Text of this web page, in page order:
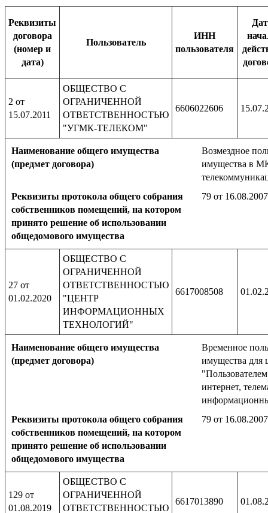
Реквизиты
договора
(номер и
дата)
Пользователь
ИНН
пользователя
2 от
15.07.2011
ОБЩЕСТВО С
ОГРАНИЧЕННОЙ
ОТВЕТСТВЕННОСТЬЮ
"УГМК-ТЕЛЕКОМ"
6606022606
Наименование общего имущества
(предмет договора)
Возмездное
имущества в
Реквизиты протокола общего собрания
собственников помещений, на котором
принято решение об использовании
общедомового имущества
79 от 16.08.2007
27 от
01.02.2020
ОБЩЕСТВО С
ОГРАНИЧЕННОЙ
ОТВЕТСТВЕННОСТЬЮ
"ЦЕНТР
ИНФОРМАЦИОННЫХ
ТЕХНОЛОГИЙ"
6617008508
Наименование общего имущества
(предмет договора)
Временное
имущества для
интернет,
Реквизиты протокола общего собрания
собственников помещений, на котором
принято решение об использовании
общедомового имущества
79 от 16.08.2007
129 от
01.08.2019
ОБЩЕСТВО С
ОГРАНИЧЕННОЙ
ОТВЕТСТВЕННОСТЬЮ
6617013890